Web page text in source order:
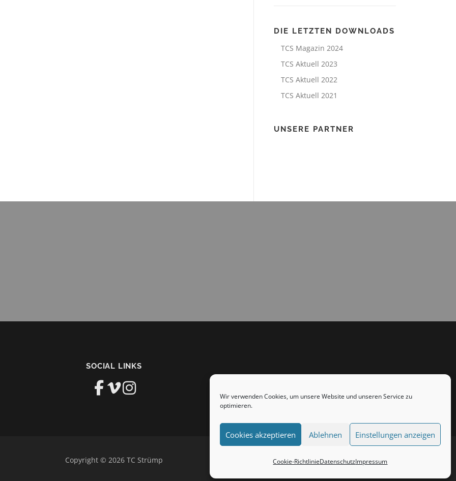
Wir verwenden Cookies, um unsere Website und unseren Service zu
optimieren.
Cookies akzeptieren Ablehnen Einstellungen anzeigen
Cookie-RichtlinieDatenschutzImpressum
DIE LETZTEN DOWNLOADS
TCS Magazin 2024
TCS Aktuell 2023
TCS Aktuell 2022
TCS Aktuell 2021
UNSERE PARTNER
SOCIAL LINKS
Copyright © 2026 TC Strümp